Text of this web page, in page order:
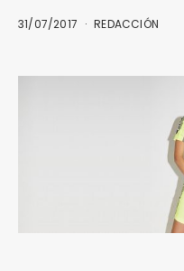
31/07/2017 REDACCIÓN